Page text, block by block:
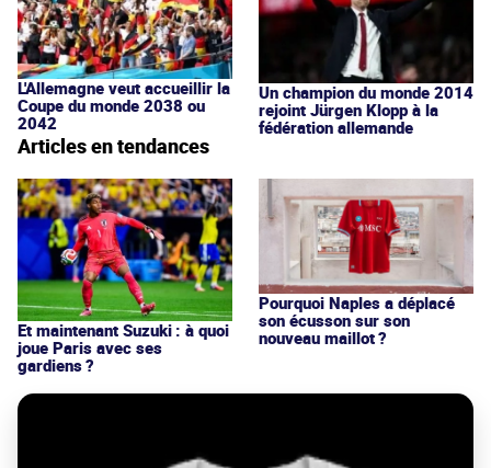
L'Allemagne veut accueillir la
Coupe du monde 2038 ou
2042
Un champion du monde 2014
rejoint Jürgen Klopp à la
fédération allemande
Articles en tendances
Et maintenant Suzuki : à quoi
joue Paris avec ses
gardiens ?
Pourquoi Naples a déplacé
son écusson sur son
nouveau maillot ?